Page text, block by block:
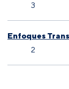
3
Enfoques
2